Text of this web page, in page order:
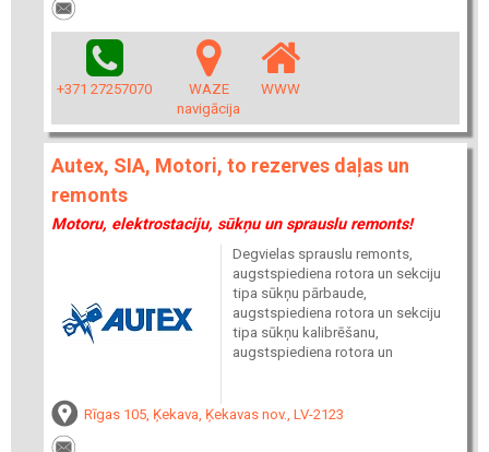
+371 27257070
WAZE
navigācija
WWW
Autex, SIA, Motori, to rezerves daļas un
remonts
Motoru, elektrostaciju, sūkņu un sprauslu remonts!
Degvielas sprauslu remonts,
augstspiediena rotora un sekciju
tipa sūkņu pārbaude,
augstspiediena rotora un sekciju
tipa sūkņu kalibrēšanu,
augstspiediena rotora un
Rīgas 105, Ķekava, Ķekavas nov., LV-2123